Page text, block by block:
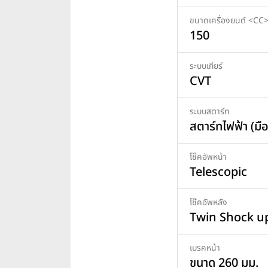
ขนาดเครื่องยนต์ <CC>
150
ระบบเกียร์
CVT
ระบบสตาร์ท
สตาร์ทไฟฟ้า (มื
โช๊คอัพหน้า
Telescopic
โช๊คอัพหลัง
Twin Shock
เบรคหน้า
ขนาด 260 มม.